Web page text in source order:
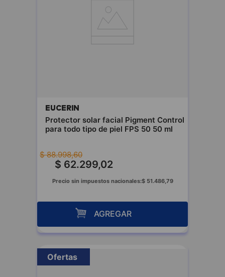
EUCERIN
Protector solar facial Pigment Control
para todo tipo de piel FPS 50 50 ml
$ 88.998,60
$ 62.299,02
Precio sin impuestos nacionales:$ 51.486,79
AGREGAR
Ofertas